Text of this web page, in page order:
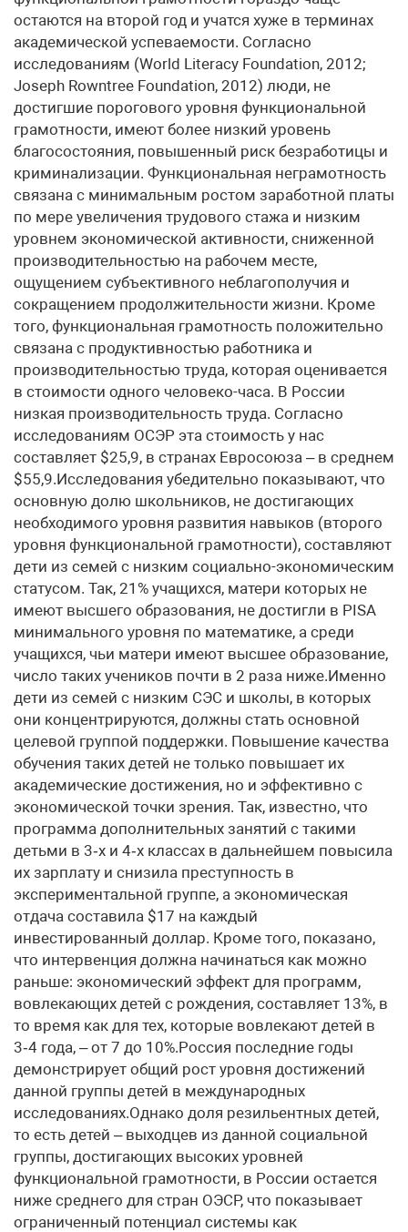
остаются на второй год и учатся хуже в терминах
академической успеваемости. Согласно
исследованиям (World Literacy Foundation, 2012;
Joseph Rowntree Foundation, 2012) люди, не
достигшие порогового уровня функциональной
грамотности, имеют более низкий уровень
благосостояния, повышенный риск безработицы и
криминализации. Функциональная неграмотность
связана с минимальным ростом заработной платы
по мере увеличения трудового стажа и низким
уровнем экономической активности, сниженной
производительностью на рабочем месте,
ощущением субъективного неблагополучия и
сокращением продолжительности жизни. Кроме
того, функциональная грамотность положительно
связана с продуктивностью работника и
производительностью труда, которая оценивается
в стоимости одного человеко-часа. В России
низкая производительность труда. Согласно
исследованиям ОСЭР эта стоимость у нас
составляет $25,9, в странах Евросоюза – в среднем
$55,9.Исследования убедительно показывают, что
основную долю школьников, не достигающих
необходимого уровня развития навыков (второго
уровня функциональной грамотности), составляют
дети из семей с низким социально-экономическим
статусом. Так, 21% учащихся, матери которых не
имеют высшего образования, не достигли в PISA
минимального уровня по математике, а среди
учащихся, чьи матери имеют высшее образование,
число таких учеников почти в 2 раза ниже.Именно
дети из семей с низким СЭС и школы, в которых
они концентрируются, должны стать основной
целевой группой поддержки. Повышение качества
обучения таких детей не только повышает их
академические достижения, но и эффективно с
экономической точки зрения. Так, известно, что
программа дополнительных занятий с такими
детьми в 3‑х и 4‑х классах в дальнейшем повысила
их зарплату и снизила преступность в
экспериментальной группе, а экономическая
отдача составила $17 на каждый
инвестированный доллар. Кроме того, показано,
что интервенция должна начинаться как можно
раньше: экономический эффект для программ,
вовлекающих детей с рождения, составляет 13%, в
то время как для тех, которые вовлекают детей в
3‑4 года, – от 7 до 10%.Россия последние годы
демонстрирует общий рост уровня достижений
данной группы детей в международных
исследованиях.Однако доля резильентных детей,
то есть детей – выходцев из данной социальной
группы, достигающих высоких уровней
функциональной грамотности, в России остается
ниже среднего для стран ОЭСР, что показывает
ограниченный потенциал системы как